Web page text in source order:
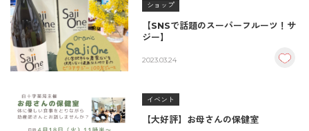
ショップ
【SNSで話題のスーパーフルーツ！サ
ジー】
2023.03.24
イベント
【大好評】お母さんの保健室